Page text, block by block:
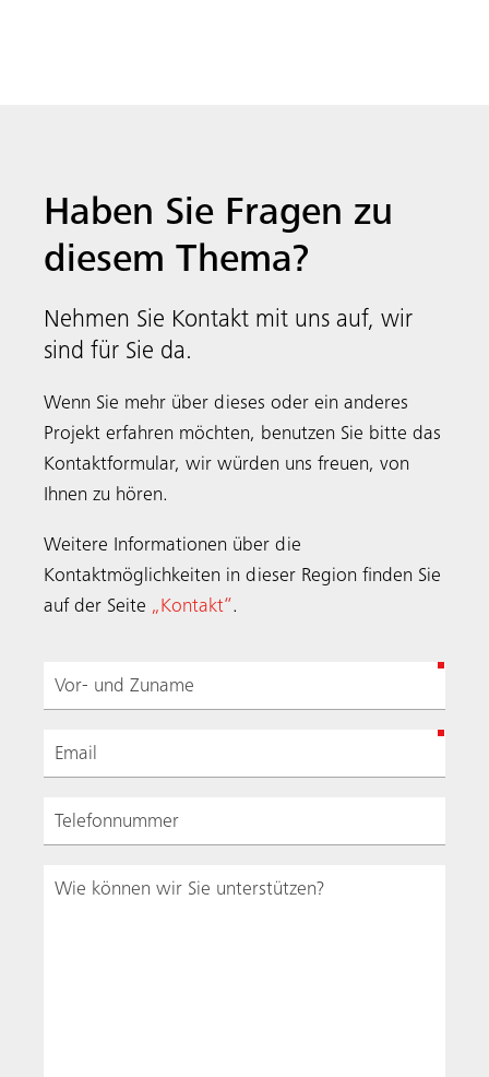
Haben Sie Fragen zu
diesem Thema?
Nehmen Sie Kontakt mit uns auf, wir
sind für Sie da.
Wenn Sie mehr über dieses oder ein anderes
Projekt erfahren möchten, benutzen Sie bitte das
Kontaktformular, wir würden uns freuen, von
Ihnen zu hören.
Weitere Informationen über die
Kontaktmöglichkeiten in dieser Region finden Sie
auf der Seite „Kontakt“.